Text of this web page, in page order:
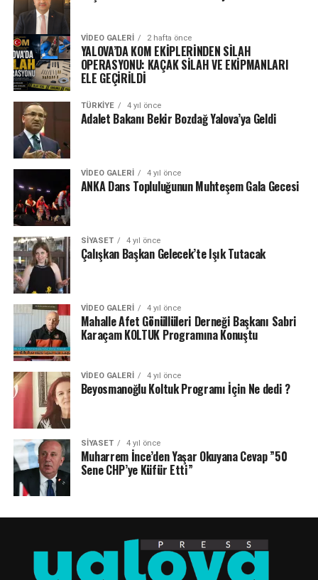
VIDEO GALERI 2 hafta önce
YALOVA’DA KOM EKİPLERİNDEN SİLAH
OPERASYONU: KAÇAK SİLAH VE EKİPMANLARI
ELE GEÇİRİLDİ
TÜRKIYE 4 yıl önce
Adalet Bakanı Bekir Bozdağ Yalova’ya Geldi
VIDEO GALERI 4 yıl önce
ANKA Dans Topluluğunun Muhteşem Gala Gecesi
SIYASET 4 yıl önce
Çalışkan Başkan Gelecek’te Işık Tutacak
VIDEO GALERI 4 yıl önce
Mahalle Afet Gönüllüleri Derneği Başkanı Sabri
Karaçam KOLTUK Programına Konuştu
VIDEO GALERI 4 yıl önce
Beyosmanoğlu Koltuk Programı İçin Ne dedi ?
SIYASET 4 yıl önce
Muharrem İnce’den Yaşar Okuyana Cevap ”50
Sene CHP’ye Küfür Etti”